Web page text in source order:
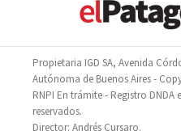
Propietaria IGD SA, Avenida
Autónoma de Buenos Aires -
RNPI En trámite - Registro
reservados.
Director: Andrés Cursaro.